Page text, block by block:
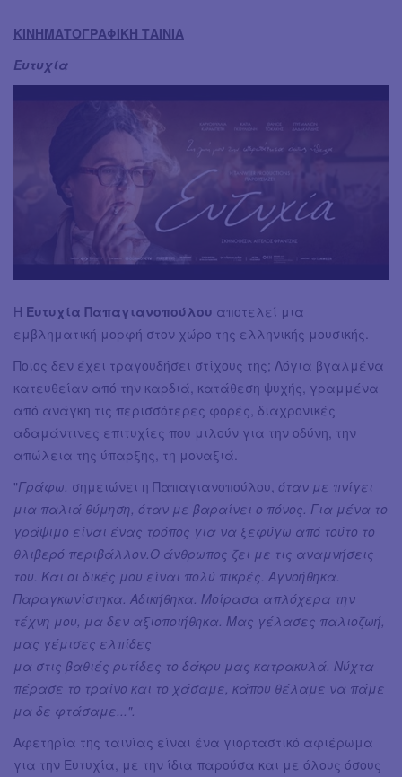
ΚΙΝΗΜΑΤΟΓΡΑΦΙΚΗ ΤΑΙΝΙΑ
Ευτυχία
Η Ευτυχία Παπαγιανοπούλου αποτελεί μια
εμβληματική μορφή στον χώρο της ελληνικής μουσικής.
Ποιος δεν έχει τραγουδήσει στίχους της; Λόγια βγαλμένα
κατευθείαν από την καρδιά, κατάθεση ψυχής, γραμμένα
από ανάγκη τις περισσότερες φορές, διαχρονικές
αδαμάντινες επιτυχίες που μιλούν για την οδύνη, την
απώλεια της ύπαρξης, τη μοναξιά.
"Γράφω, σημειώνει η Παπαγιανοπούλου, όταν με πνίγει
μια παλιά θύμηση, όταν με βαραίνει ο πόνος. Για μένα το
γράψιμο είναι ένας τρόπος για να ξεφύγω από τούτο το
θλιβερό περιβάλλον.Ο άνθρωπος ζει με τις αναμνήσεις
του. Και οι δικές μου είναι πολύ πικρές. Αγνοήθηκα.
Παραγκωνίστηκα. Αδικήθηκα. Μοίρασα απλόχερα την
τέχνη μου, μα δεν αξιοποιήθηκα. Μας γέλασες παλιοζωή,
μας γέμισες ελπίδες
μα στις βαθιές ρυτίδες το δάκρυ μας κατρακυλά. Νύχτα
πέρασε το τραίνο και το χάσαμε, κάπου θέλαμε να πάμε
μα δε φτάσαμε...".
Αφετηρία της ταινίας είναι ένα γιορταστικό αφιέρωμα
για την Ευτυχία, με την ίδια παρούσα και με όλους όσους